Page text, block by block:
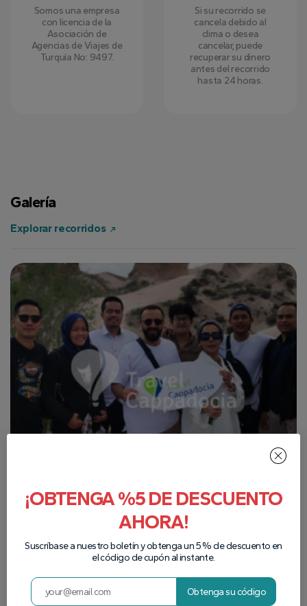
Somos una empresa
con licencia de la
Asociación de
Agencias de Viajes de
Turquía No: 9497.
Si su recorrido se
cancela debido al
clima o desea
cancelar, puede
recuperar su dinero
antes del recorrido
hasta 24 horas.
Galería
Explorar recorridos
¡OBTENGA %5 DE DESCUENTO
AHORA!
Suscríbase a nuestro boletín y obtenga un 5 % de descuento en
el código de cupón al instante.
Obtenga su código